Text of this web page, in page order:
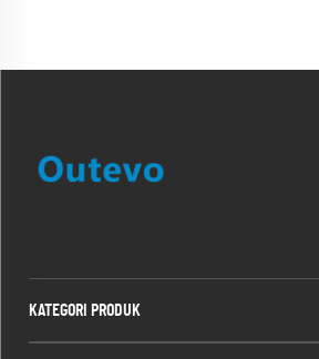
KATEGORI PRODUK